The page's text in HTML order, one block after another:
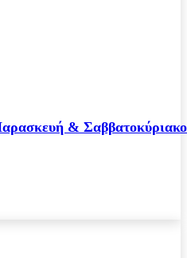
& Σαββατοκύριακο